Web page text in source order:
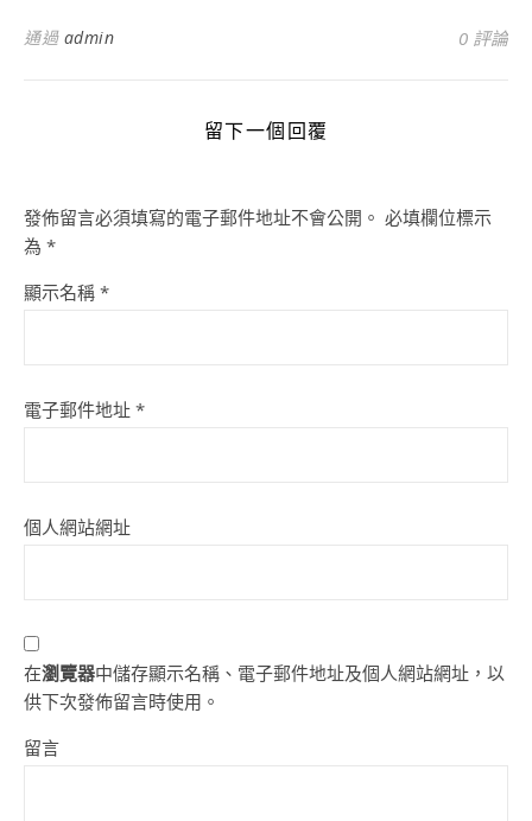
通過 admin 0 評論
留下一個回覆
發佈留言必須填寫的電子郵件地址不會公開。 必填欄位標示
為 *
顯示名稱 *
電子郵件地址 *
個人網站網址
在瀏覽器中儲存顯示名稱、電子郵件地址及個人網站網址，以
供下次發佈留言時使用。
留言